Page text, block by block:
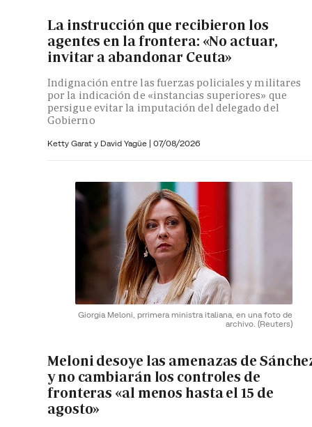
La instrucción que recibieron los
agentes en la frontera: «No actuar,
invitar a abandonar Ceuta»
Indignación entre las fuerzas policiales y militares
por la indicación de «instancias superiores» que
persigue evitar la imputación del delegado del
Gobierno
Ketty Garat y David Yagüe | 07/08/2026
Giorgia Meloni, prrimera ministra italiana, en una foto de
archivo. (Reuters)
Meloni desoye las amenazas de
y no cambiarán los controles de
fronteras «al menos hasta el 15 de
agosto»